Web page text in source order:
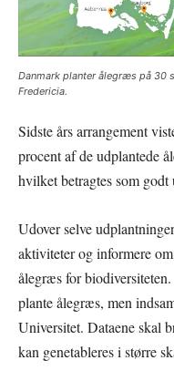
Danmark planter ålegræs på 30
Fredericia.
Sidste års arrangement
procent af de udplantede
hvilket betragtes som
Udover selve
aktiviteter og informere
ålegræs for
plante ålegræs, men
Universitet. Dataene skal
kan genetableres i større